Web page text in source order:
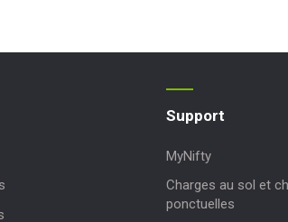
Support
MyNifty
Charges au sol et
ponctuelles